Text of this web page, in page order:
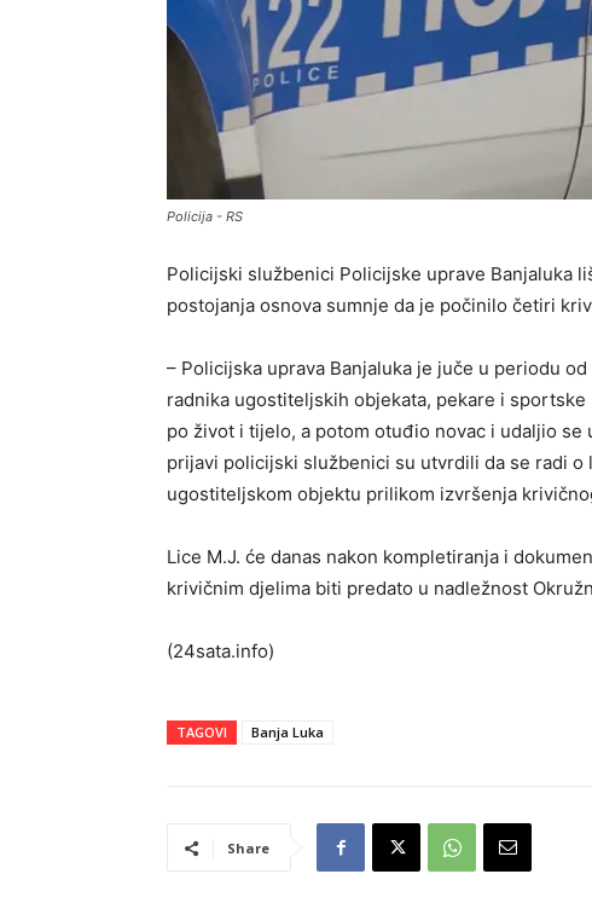
Policija - RS
Policijski službenici Policijske uprave Banjaluka
postojanja osnova sumnje da je počinilo četiri
– Policijska uprava Banjaluka je juče u periodu
radnika ugostiteljskih objekata, pekare i
po život i tijelo, a potom otuđio novac i udaljio
prijavi policijski službenici su utvrdili da se radi
ugostiteljskom objektu prilikom izvršenja
Lice M.Ј. će danas nakon kompletiranja i
krivičnim djelima biti predato u nadležnost
(24sata.info)
TAGOVI Banja Luka
Share